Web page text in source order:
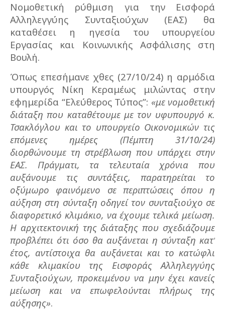
Νομοθετική ρύθμιση για την Εισφορά
Αλληλεγγύης Συνταξιούχων (ΕΑΣ) θα
καταθέσει η ηγεσία του υπουργείου
Εργασίας και Κοινωνικής Ασφάλισης στη
Βουλή.
Όπως επεσήμανε χθες (27/10/24) η αρμόδια
υπουργός Νίκη Κεραμέως μιλώντας στην
εφημερίδα “Ελεύθερος Τύπος”: «με νομοθετική
διάταξη που καταθέτουμε με τον υφυπουργό κ.
Τσακλόγλου και το υπουργείο Οικονομικών τις
επόμενες ημέρες (Πέμπτη 31/10/24)
διορθώνουμε τη στρέβλωση που υπάρχει στην
ΕΑΣ. Πράγματι, τα τελευταία χρόνια που
αυξάνουμε τις συντάξεις, παρατηρείται το
οξύμωρο φαινόμενο σε περιπτώσεις όπου η
αύξηση στη σύνταξη οδηγεί τον συνταξιούχο σε
διαφορετικό κλιμάκιο, να έχουμε τελικά μείωση.
Η αρχιτεκτονική της διάταξης που σχεδιάζουμε
προβλέπει ότι όσο θα αυξάνεται η σύνταξη κατ’
έτος, αντίστοιχα θα αυξάνεται και το κατώφλι
κάθε κλιμακίου της Εισφοράς Αλληλεγγύης
Συνταξιούχων, προκειμένου να μην έχει κανείς
μείωση και να επωφελούνται πλήρως της
αύξησης».